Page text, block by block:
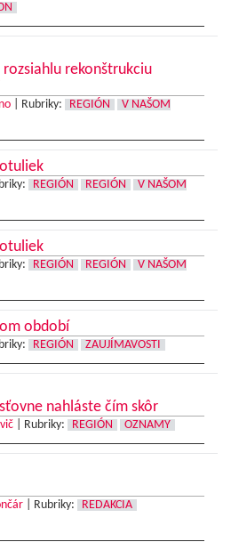
rekonštrukciu
Rubriky: REGIÓN
V NAŠOM
REGIÓN REGIÓN
V NAŠOM
REGIÓN REGIÓN
V NAŠOM
období
REGIÓN ZAUJÍMAVOSTI
nahláste čím skôr
Rubriky: REGIÓN OZNAMY
Rubriky:
REDAKCIA